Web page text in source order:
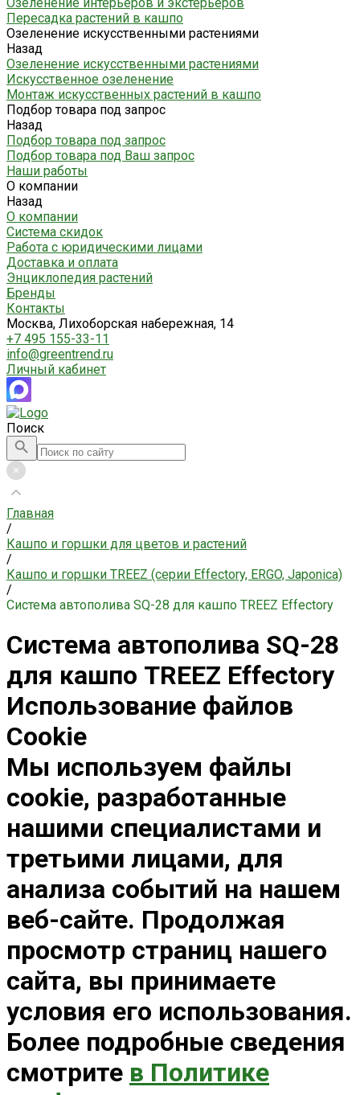
Пересадка растений в кашпо
Озеленение искусственными растениями
Назад
Озеленение искусственными растениями
Искусственное озеленение
Монтаж искусственных растений в кашпо
Подбор товара под запрос
Назад
Подбор товара под запрос
Подбор товара под Ваш запрос
Наши работы
О компании
Назад
О компании
Система скидок
Работа с юридическими лицами
Доставка и оплата
Энциклопедия растений
Бренды
Контакты
Москва, Лихоборская набережная, 14
+7 495 155-33-11
info@greentrend.ru
Личный кабинет
Поиск
Главная
/
Кашпо и горшки для цветов и растений
/
Кашпо и горшки TREEZ (серии Effectory, ERGO, Japonica)
/
Система автополива SQ-28 для кашпо TREEZ Effectory
Система автополива SQ-28
для кашпо TREEZ Effectory
Использование файлов
Cookie
Мы используем файлы
cookie, разработанные
нашими специалистами и
третьими лицами, для
анализа событий на нашем
веб-сайте. Продолжая
просмотр страниц нашего
сайта, вы принимаете
условия его использования.
Более подробные сведения
смотрите в Политике